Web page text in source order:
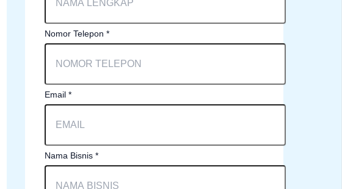
Nomor Telepon *
Email *
Nama Bisnis *